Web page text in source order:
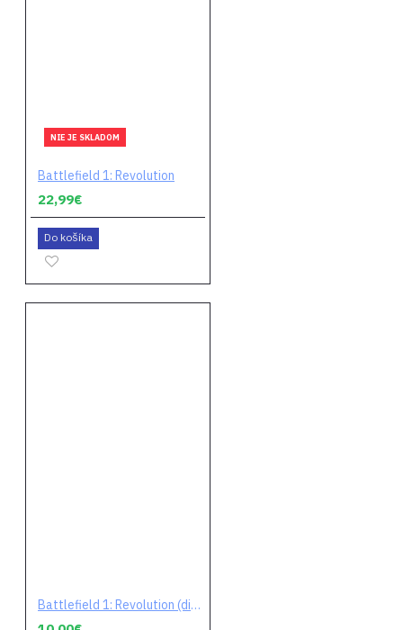
NIE JE SKLADOM
Battlefield 1: Revolution
22,99€
Do košíka
Battlefield 1: Revolution (digitálny kód)